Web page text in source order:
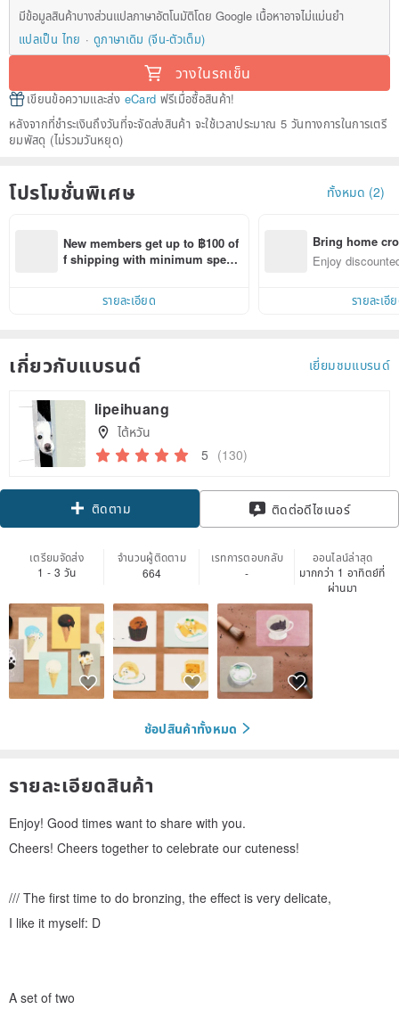
มีข้อมูลสินค้าบางส่วนแปลภาษาอัตโนมัติโดย Google เนื้อหาอาจไม่แม่นยำ
แปลเป็น ไทย
ดูภาษาเดิม (จีน-ตัวเต็ม)
วางในรถเข็น
เขียนข้อความและส่ง eCard ฟรีเมื่อซื้อสินค้า!
หลังจากที่ชำระเงินถึงวันที่จะจัดส่งสินค้า จะใช้เวลาประมาณ 5 วันทางการในการเตรี
ยมพัสดุ (ไม่รวมวันหยุด)
โปรโมชั่นพิเศษ ทั้งหมด (2)
New members get up to ฿100 of
f shipping with minimum spen
within 7 days!
รายละเอียด
Bring home
n with ease
Enjoy
รายละเอี
เกี่ยวกับแบรนด์ เยี่ยมชมแบรนด์
lipeihuang
ไต้หวัน
5 (130)
ติดตาม ติดต่อดีไซเนอร์
เตรียมจัดส่ง
1 - 3 วัน
จำนวนผู้ติดตาม
664
เรทการตอบกลับ
-
ออนไลน์ล่าสุด
มากกว่า 1 อาทิตย์ที่
ผ่านมา
ช้อปสินค้าทั้งหมด
รายละเอียดสินค้า
Enjoy! Good times want to share with you.
Cheers! Cheers together to celebrate our cuteness!
/// The first time to do bronzing, the effect is very delicate,
I like it myself: D
A set of two